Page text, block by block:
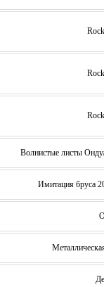
Волнистые листы
Имитация бруса